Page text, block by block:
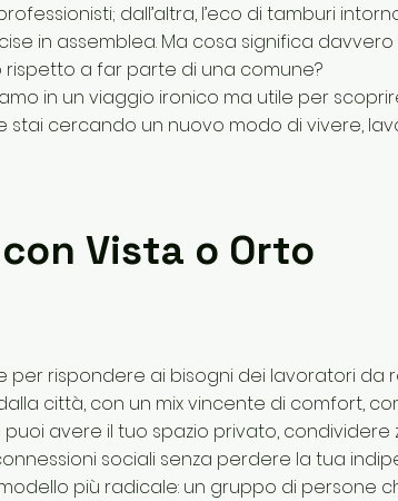
dall’altra, l’eco di tamburi
in assemblea. Ma cosa significa davvero
a far parte di una comune?
in un viaggio ironico ma utile per
stai cercando un nuovo modo di vivere,
Vista o Orto
per rispondere ai bisogni dei lavoratori da
città, con un mix vincente di comfort,
puoi avere il tuo spazio privato, condividere
sociali senza perdere la tua
più radicale: un gruppo di persone